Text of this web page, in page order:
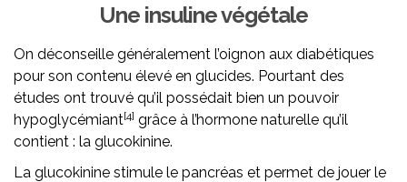
Une insuline végétale
On déconseille généralement l’oignon aux diabétiques
pour son contenu élevé en glucides. Pourtant des
études ont trouvé qu’il possédait bien un pouvoir
hypoglycémiant[4] grâce à l’hormone naturelle qu’il
contient : la glucokinine.
La glucokinine stimule le pancréas et permet de jouer le